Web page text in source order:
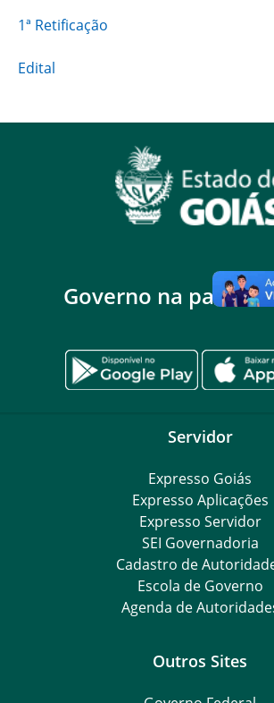
1ª Retificação
Edital
Governo na palma
Servidor
Expresso Goiás
Expresso Aplicações
Expresso Servidor
SEI Governadoria
Cadastro de
Escola de Governo
Agenda de
Outros Sites